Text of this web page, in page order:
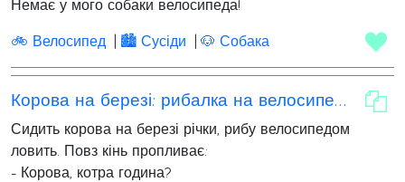
Немає у мого собаки велосипеда!
🚲 Велосипед 🏙 Сусіди 🐶 Собака
Корова на березі: рибалка на велосипеді!
Сидить корова на березі річки, рибу велосипедом
ловить. Повз кінь пропливає:
- Корова, котра година?